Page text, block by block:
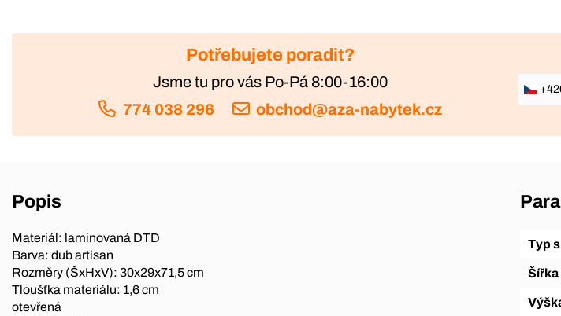
Potřebujete poradit?
Jsme tu pro vás Po-Pá 8:00-16:00
774 038 296
obchod@aza-nabytek.cz
Popis
Materiál: laminovaná DTD
Barva: dub artisan
Rozměry (ŠxHxV): 30x29x71,5 cm
Tloušťka materiálu: 1,6 cm
otevřená
Typ
Šířka